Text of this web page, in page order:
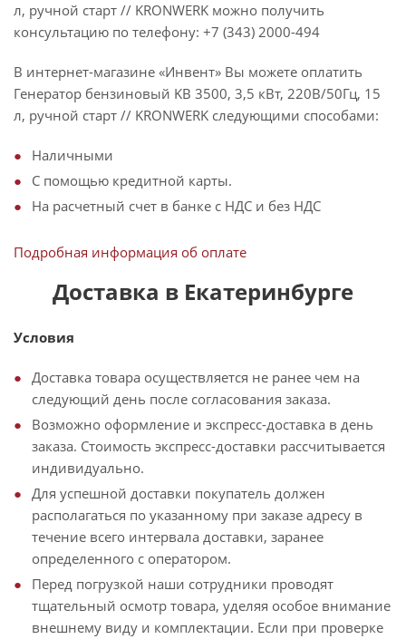
л, ручной старт // KRONWERK можно получить
консультацию по телефону: +7 (343) 2000-494
В интернет-магазине «Инвент» Вы можете оплатить
Генератор бензиновый KB 3500, 3,5 кВт, 220В/50Гц, 15
л, ручной старт // KRONWERK следующими способами:
Наличными
С помощью кредитной карты.
На расчетный счет в банке с НДС и без НДС
Подробная информация об оплате
Доставка в Екатеринбурге
Условия
Доставка товара осуществляется не ранее чем на
следующий день после согласования заказа.
Возможно оформление и экспресс-доставка в день
заказа. Стоимость экспресс-доставки рассчитывается
индивидуально.
Для успешной доставки покупатель должен
располагаться по указанному при заказе адресу в
течение всего интервала доставки, заранее
определенного с оператором.
Перед погрузкой наши сотрудники проводят
тщательный осмотр товара, уделяя особое внимание
внешнему виду и комплектации. Если при проверке